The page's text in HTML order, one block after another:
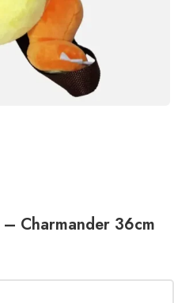
Charmander 36cm